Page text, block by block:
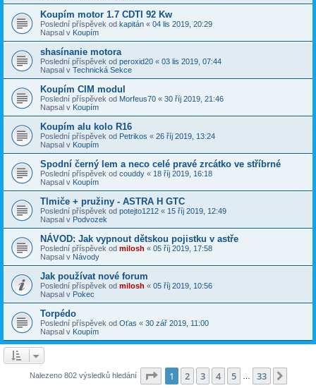
Koupím motor 1.7 CDTI 92 Kw
Poslední příspěvek od kapitán « 04 lis 2019, 20:29
Napsal v Koupím
shasínanie motora
Poslední příspěvek od peroxid20 « 03 lis 2019, 07:44
Napsal v Technická Sekce
Koupím CIM modul
Poslední příspěvek od Morfeus70 « 30 říj 2019, 21:46
Napsal v Koupím
Koupím alu kolo R16
Poslední příspěvek od Petrikos « 26 říj 2019, 13:24
Napsal v Koupím
Spodní černý lem a neco celé pravé zrcátko ve stříbrné
Poslední příspěvek od couddy « 18 říj 2019, 16:18
Napsal v Koupím
Tlmiče + pružiny - ASTRA H GTC
Poslední příspěvek od potejto1212 « 15 říj 2019, 12:49
Napsal v Podvozek
NÁVOD: Jak vypnout dětskou pojistku v astře
Poslední příspěvek od milosh « 05 říj 2019, 17:58
Napsal v Návody
Jak používat nové forum
Poslední příspěvek od milosh « 05 říj 2019, 10:56
Napsal v Pokec
Torpédo
Poslední příspěvek od Oťas « 30 zář 2019, 11:00
Napsal v Koupím
Nalezeno 802 výsledků hledání Stránka z 33
1 2 3 4 5 33